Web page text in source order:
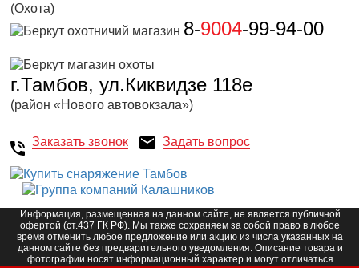
(Охота)
8-9004-99-94-00
г.Тамбов, ул.Киквидзе 118е
(район «Нового автовокзала»)
Заказать звонок Задать вопрос
Информация, размещенная на данном сайте, не является публичной
офертой (ст.437 ГК РФ). Мы также сохраняем за собой право в любое
время отменить любое предложение или акцию из числа указанных на
данном сайте без предварительного уведомления. Описание товара и
фотографии носят информационный характер и могут отличаться